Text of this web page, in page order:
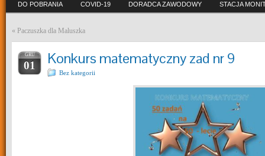
DO POBRANIA COVID-19 DORADCA ZAWODOWY STACJA
« Paczuszka dla Maluszka
GRU
01 Konkurs matematyczny zad nr 9
Bez kategorii